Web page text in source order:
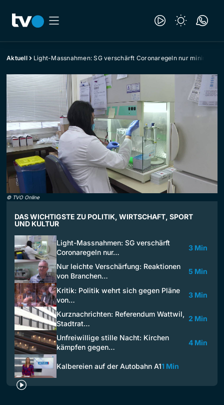
Aktuell Light-Massnahmen: SG verschärft Coronaregeln nur minimal
© TVO Online
DAS WICHTIGSTE ZU POLITIK, WIRTSCHAFT, SPORT
UND KULTUR
Light-Massnahmen: SG verschärft
Coronaregeln nur…
3 Min
Nur leichte Verschärfung: Reaktionen
von Branchen…
5 Min
Kritik: Politik wehrt sich gegen Pläne
von…
3 Min
Kurznachrichten: Referendum Wattwil,
Stadtrat…
2 Min
Unfreiwillige stille Nacht: Kirchen
kämpfen gegen…
4 Min
Kalbereien auf der Autobahn A11 Min